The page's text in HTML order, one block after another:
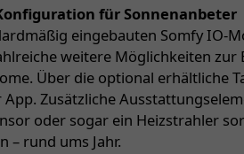
für Sonnenanbeter
eingebauten Somfy IO-
weitere Möglichkeiten
Über die optional erhältliche
Zusätzliche
oder sogar ein Heizstrahler
– rund ums Jahr.